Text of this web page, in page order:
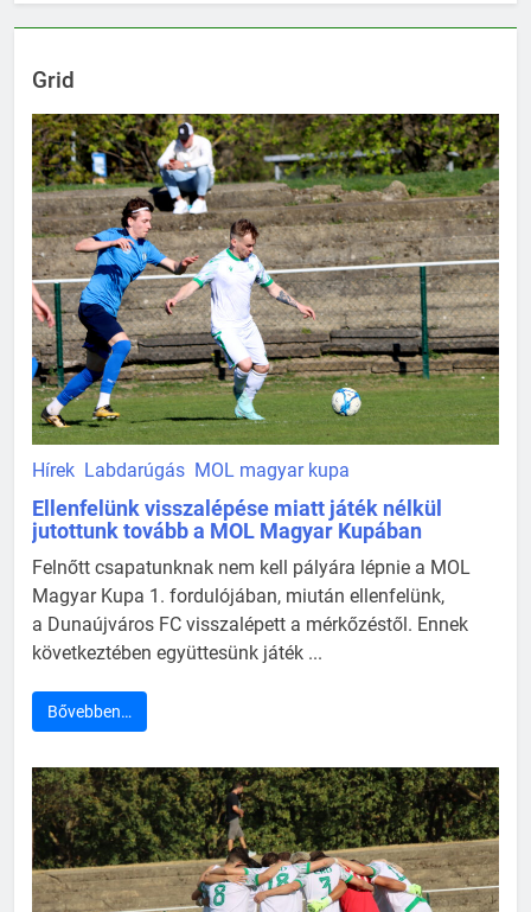
Grid
Hírek Labdarúgás MOL magyar kupa
Ellenfelünk visszalépése miatt játék nélkül
jutottunk tovább a MOL Magyar Kupában
Felnőtt csapatunknak nem kell pályára lépnie a MOL
Magyar Kupa 1. fordulójában, miután ellenfelünk,
a Dunaújváros FC visszalépett a mérkőzéstől. Ennek
következtében együttesünk játék ...
Bővebben…